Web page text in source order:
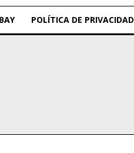
POLÍTICA DE PRIVACIDAD